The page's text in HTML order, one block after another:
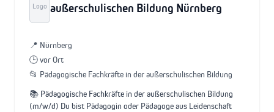
Logo außerschulischen Bildung Nürnberg
📍 Nürnberg
🕒 vor Ort
📂 Pädagogische Fachkräfte in der außerschulischen Bildung
📚 Pädagogische Fachkräfte in der außerschulischen Bildung
(m/w/d) Du bist Pädagogin oder Pädagoge aus Leidenschaft